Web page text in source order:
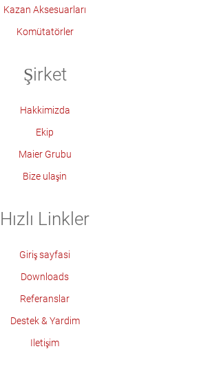
Kazan Aksesuarları
Komütatörler
Şirket
Hakkimizda
Ekip
Maier Grubu
Bize ulaşin
Hızlı Linkler
Giriş sayfasi
Downloads
Referanslar
Destek & Yardim
Iletişim